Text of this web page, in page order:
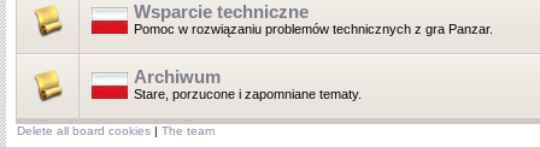
Wsparcie techniczne
Pomoc w rozwiązaniu problemów technicznych z gra Panzar.
Archiwum
Stare, porzucone i zapomniane tematy.
Delete all board cookies | The team